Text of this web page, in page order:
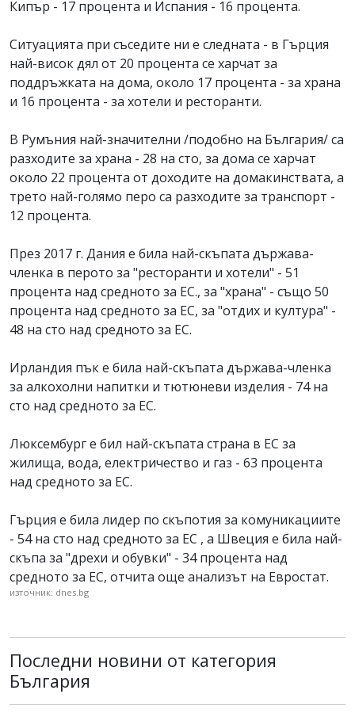
Кипър - 17 процента и Испания - 16 процента.
Ситуацията при съседите ни е следната - в Гърция
най-висок дял от 20 процента се харчат за
поддръжката на дома, около 17 процента - за храна
и 16 процента - за хотели и ресторанти.
В Румъния най-значителни /подобно на България/ са
разходите за храна - 28 на сто, за дома се харчат
около 22 процента от доходите на домакинствата, а
трето най-голямо перо са разходите за транспорт -
12 процента.
През 2017 г. Дания е била най-скъпата държава-
членка в перото за "ресторанти и хотели" - 51
процента над средното за ЕС., за "храна" - също 50
процента над средното за ЕС, за "отдих и култура" -
48 на сто над средното за ЕС.
Ирландия пък е била най-скъпата държава-членка
за алкохолни напитки и тютюневи изделия - 74 на
сто над средното за ЕС.
Люксембург е бил най-скъпата страна в ЕС за
жилища, вода, електричество и газ - 63 процента
над средното за ЕС.
Гърция е била лидер по скъпотия за комуникациите
- 54 на сто над средното за ЕС , а Швеция е била най-
скъпа за "дрехи и обувки" - 34 процента над
средното за ЕС, отчита още анализът на Евростат.
източник: dnes.bg
Последни новини от категория
България